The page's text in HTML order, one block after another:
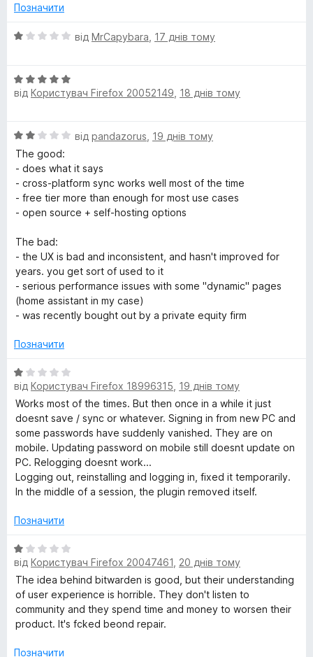
н
е
д
ж
е
р
п
а
р
о
л
і
в
5
Позначити
О
н
к
з
5
від MrCapybara 17 днів тому
О
ц
к
а
5
з
5
від Користувач Firefox 20052149 18 днів тому
О
ц
з
від pandazorus 19 днів тому
The good:
- does what it says
- cross-platform sync works well most of the time
- free tier more than enough for most use cases
- open source + self-hosting options
The bad:
- the UX is bad and inconsistent, and hasn't improved for
years. you get sort of used to it
- serious performance issues with some "dynamic" pages
(home assistant in my case)
- was recently bought out by a private equity firm
Позначити
О
ц
н
к
а
1
з
5
від Користувач Firefox 18996315 19 днів тому
Works most of the times. But then once in a while it just
doesnt save / sync or whatever. Signing in from new PC and
some passwords have suddenly vanished. They are on
mobile. Updating password on mobile still doesnt update on
PC. Relogging doesnt work...
Logging out, reinstalling and logging in, fixed it temporarily.
In the middle of a session, the plugin removed itself.
Позначити
О
ц
н
к
а
з
від Користувач Firefox 20047461 20 днів тому
The idea behind bitwarden is good, but their understanding
of user experience is horrible. They don't listen to
community and they spend time and money to worsen their
product. It's fcked beond repair.
Позначити